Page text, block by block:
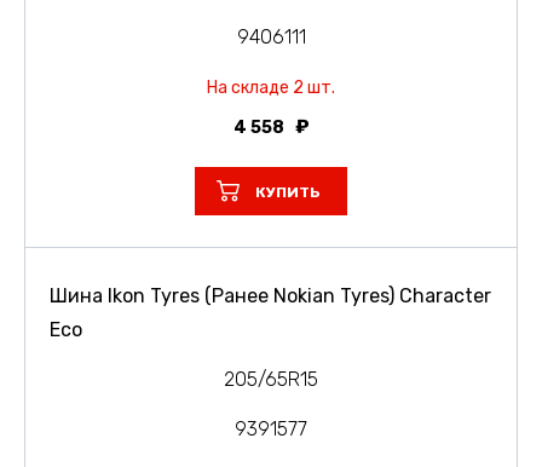
9406111
На складе 2 шт.
4 558
КУПИТЬ
Шина Ikon Tyres (Ранее Nokian Tyres) Character
Eco
205/65R15
9391577